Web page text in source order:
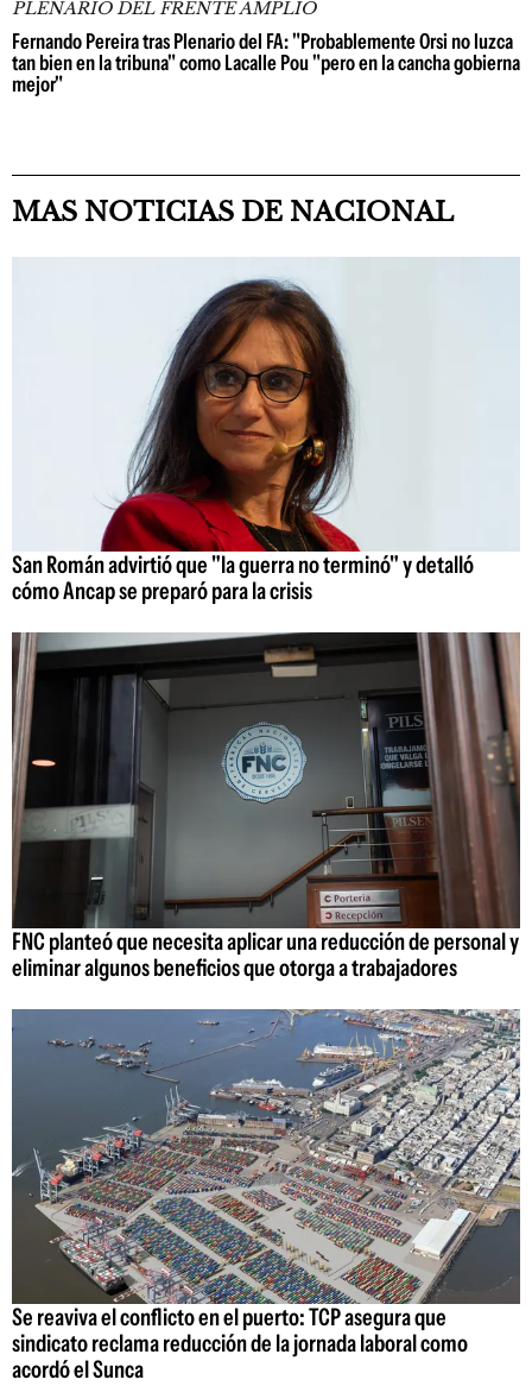
PLENARIO DEL FRENTE AMPLIO
Fernando Pereira tras Plenario del FA: "Probablemente Orsi no luzca
tan bien en la tribuna" como Lacalle Pou "pero en la cancha gobierna
mejor"
MAS NOTICIAS DE NACIONAL
San Román advirtió que "la guerra no terminó" y detalló
cómo Ancap se preparó para la crisis
FNC planteó que necesita aplicar una reducción de personal y
eliminar algunos beneficios que otorga a trabajadores
Se reaviva el conflicto en el puerto: TCP asegura que
sindicato reclama reducción de la jornada laboral como
acordó el Sunca